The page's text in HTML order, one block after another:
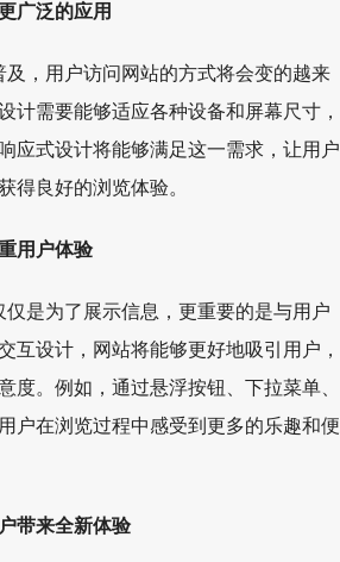
广泛的应用
及，用户访问网站的方式将会变的越来
计需要能够适应各种设备和屏幕尺寸，
应式设计将能够满足这一需求，让用户
得良好的浏览体验。
用户体验
是为了展示信息，更重要的是与用户
互设计，网站将能够更好地吸引用户，
度。例如，通过悬浮按钮、下拉菜单、
户在浏览过程中感受到更多的乐趣和便
带来全新体验